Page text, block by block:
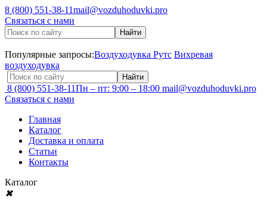
8 (800) 551-38-11mail@vozduhoduvki.pro
Связаться с нами
Популярные запросы:Воздуходувка Рутс Вихревая
воздуходувка
8 (800) 551-38-11Пн – пт: 9:00 – 18:00 mail@vozduhoduvki.pro
Связаться с нами
Главная
Каталог
Доставка и оплата
Статьи
Контакты
Каталог
✖